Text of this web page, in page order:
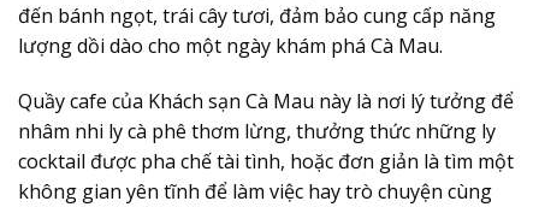
đến bánh ngọt, trái cây tươi, đảm bảo cung cấp năng
lượng dồi dào cho một ngày khám phá Cà Mau.
Quầy cafe của Khách sạn Cà Mau này là nơi lý tưởng để
nhâm nhi ly cà phê thơm lừng, thưởng thức những ly
cocktail được pha chế tài tình, hoặc đơn giản là tìm một
không gian yên tĩnh để làm việc hay trò chuyện cùng